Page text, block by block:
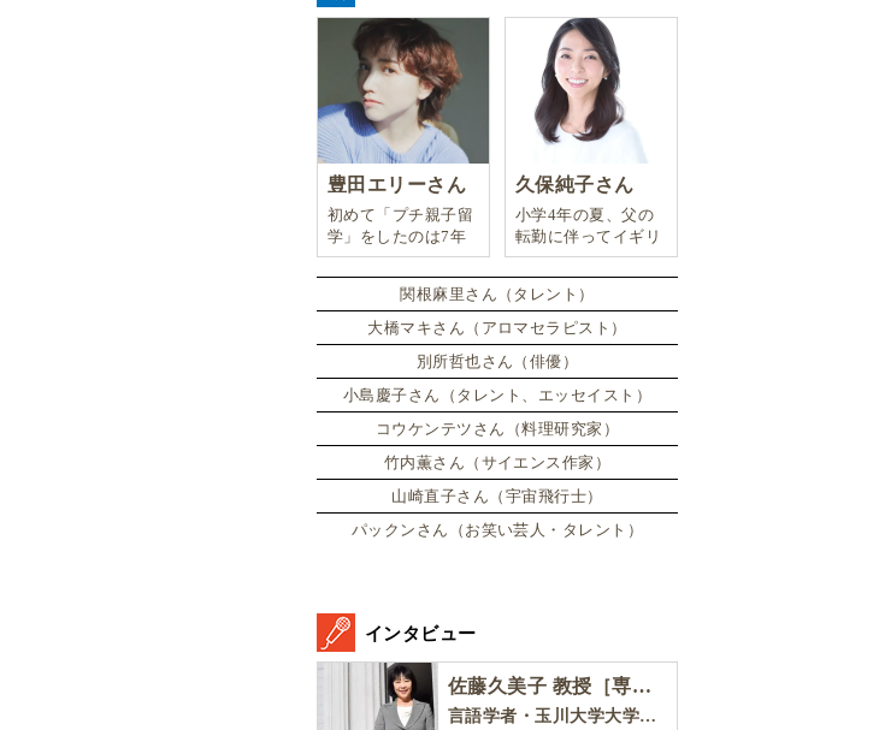
豊田エリーさん
初めて「プチ親子留
学」をしたのは7年
前。娘は2週間ロン
ドンのサマースクー
ルに通い、英語劇に
挑戦したり、
久保純子さん
小学4年の夏、父の
転勤に伴ってイギリ
スに引っ越した。
関根麻里さん（タレント）
大橋マキさん（アロマセラピスト）
別所哲也さん（俳優）
小島慶子さん（タレント、エッセイスト）
コウケンテツさん（料理研究家）
竹内薫さん（サイエンス作家）
山崎直子さん（宇宙飛行士）
パックンさん（お笑い芸人・タレント）
インタビュー
佐藤久美子 教授［専門家インタビュー］
言語学者・玉川大学大学院教育学研究科 教授・NHK「えいごであそぼ」総合指導